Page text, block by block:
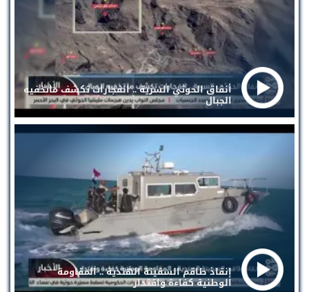
أنفاق الحوثي السرية .. انفجارات تكشف ماتخفيه
الجبال
إنقاذ طاقم السفينة الهندية .. المقاومة
الوطنية كفاءة واقتدار